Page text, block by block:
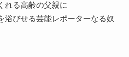
れる高齢の父親に
浴びせる芸能レポーターなる奴